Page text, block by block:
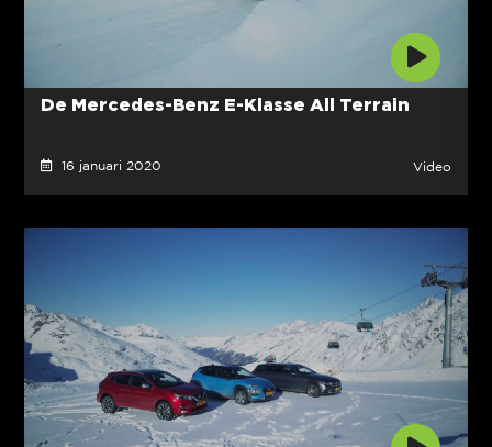
De Mercedes-Benz E-Klasse All Terrain
16 januari 2020 Video